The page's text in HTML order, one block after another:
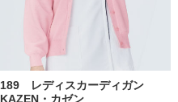
189 レディスカーディガン
KAZEN・カゼン